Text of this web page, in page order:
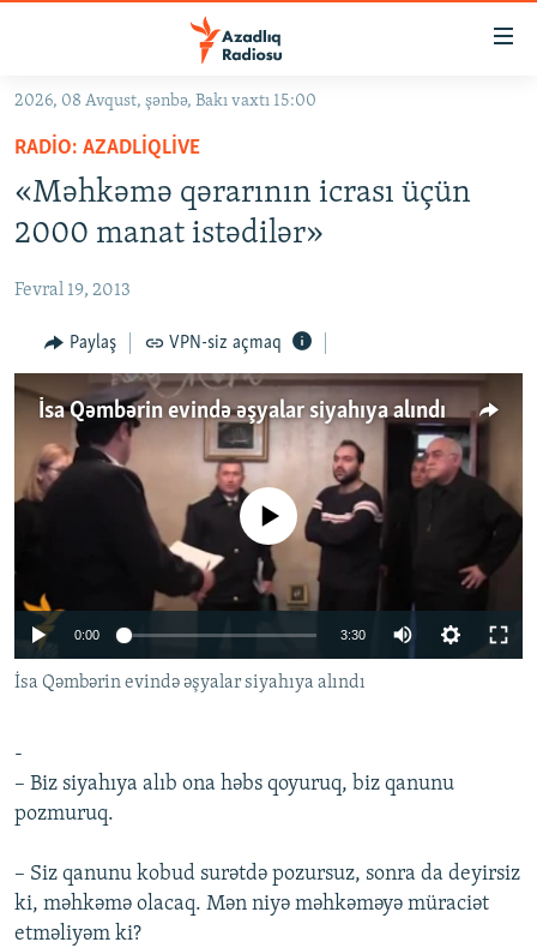
Əsas
qayıt
Əsas
qayıt
Axtarışa
GÜNDƏM
#İZAHLA
FƏRQƏ BAX
QANUNI DOĞRU
ARAŞDIRMA
MULTIMEDIA
VIDEO
FOTOQALEREYA
KARIKATURA
RADIO ARXIV
AZƏRBAYCAN ƏDƏBIYYATI KITABXANASI
İSLAM VƏ DEMOKRATIYA
İZ - MƏDƏNIYYƏT PROQRAMI
PEŞƏ ETIKASI VƏ JURNALISTIKA STANDARTLARIMIZ
MATERIALLARIMIZDAN ISTIFADƏ
AZADLIQRADIOSU MOBIL TELEFONUNUZDA
XƏBƏR BÜLLETENLƏRIMIZ
RFE/RL-in bütün saytları
2026, 08 Avqust, şənbə, Bakı vaxtı 15:00
RADIO: AZADLIQLIVE
«Məhkəmə qərarının icrası üçün
2000 manat istədilər»
Fevral 19, 2013
Paylaş VPN-siz açmaq
İsa Qəmbərin evində əşyalar siyahıya alındı
No media source currently available
0:00 3:30
İsa Qəmbərin evində əşyalar siyahıya alındı
-
– Biz siyahıya alıb ona həbs qoyuruq, biz qanunu
pozmuruq.
– Siz qanunu kobud surətdə pozursuz, sonra da deyirsiz
ki, məhkəmə olacaq. Mən niyə məhkəməyə müraciət
etməliyəm ki?